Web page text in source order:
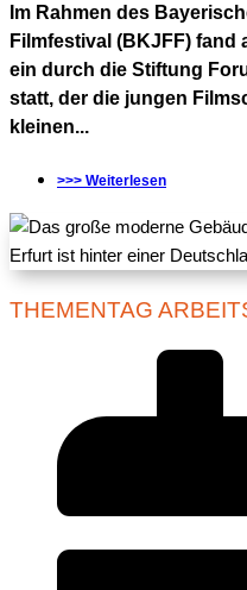
Im Rahmen des
Filmfestival (BKJFF) fand
ein durch die Stiftung
statt, der die jungen
kleinen...
>>> Weiterlesen
THEMENTAG